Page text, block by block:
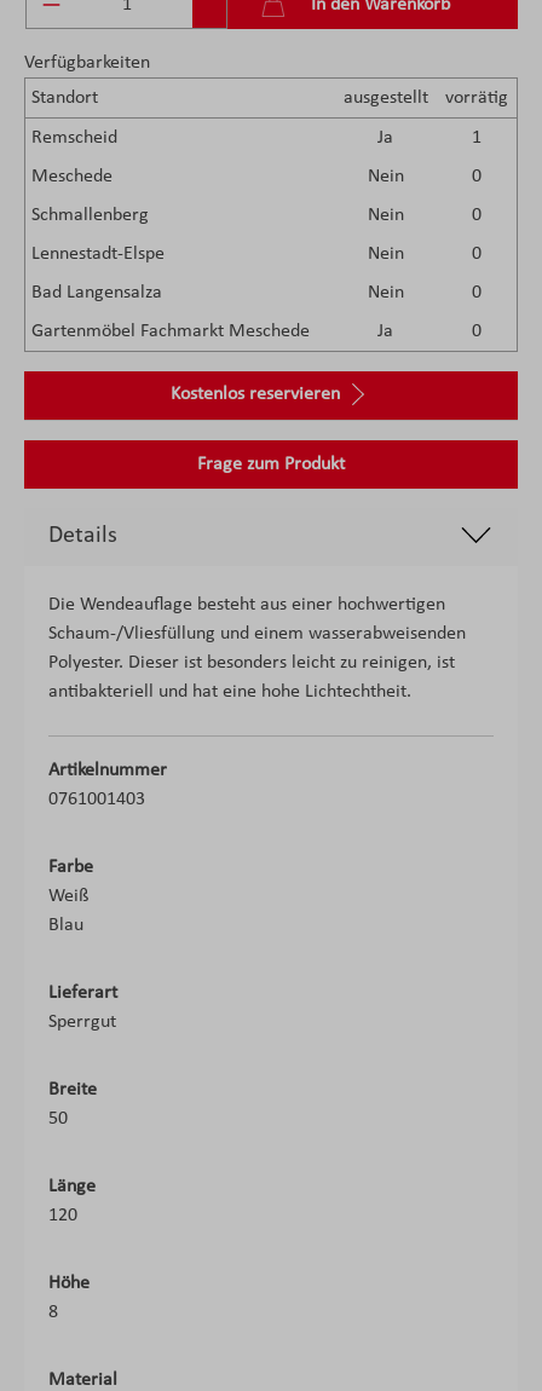
In den Warenkorb
Verfügbarkeiten
Standort
ausgestellt vorrätig
Remscheid Ja
1
Meschede
Nein
0
Schmallenberg
Nein
0
Lennestadt-Elspe
Nein
0
Bad Langensalza
Nein
0
Gartenmöbel Fachmarkt Meschede
Ja 0
Kostenlos reservieren
Frage zum Produkt
Details
Die Wendeauflage besteht aus einer hochwertigen
Schaum-/Vliesfüllung und einem wasserabweisenden
Polyester. Dieser ist besonders leicht zu reinigen, ist
antibakteriell und hat eine hohe Lichtechtheit.
Artikelnummer
0761001403
Farbe
Weiß
Blau
Lieferart
Sperrgut
Breite
50
Länge
120
Höhe
8
Material